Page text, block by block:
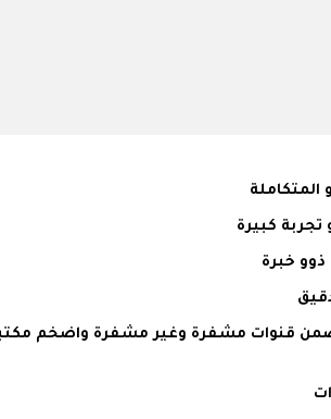
المتكاملة
كبيرة
خبرة
محتوى يتضمن قنوات مشفرة وغير مشفرة واضخم